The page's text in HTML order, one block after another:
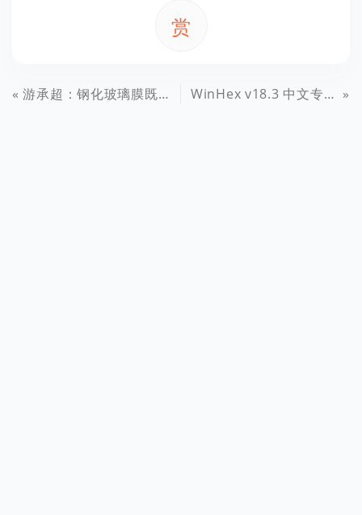
赏
游承超：钢化玻璃膜既保护屏幕又不影响触感（4P） WinHex v18.3 中文专业单文件绿色特别版（+32/64位二合一） 免费下载